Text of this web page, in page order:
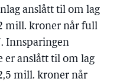
anslått til om lag
mill. kroner når full
Innsparingen
er anslått til om lag
mill. kroner når